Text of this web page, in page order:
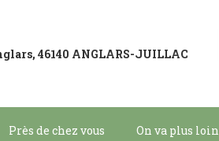
46140 ANGLARS-JUILLAC
Près de chez vous On va plus loin